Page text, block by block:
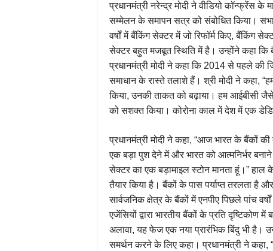
प्रधानमंत्री नरेन्द्र मोदी ने वीडियो कॉन्फ्रेंस
सम्मेलन के समापन सत्र को संबोधित किया।
वर्षों में बैंकिंग सेक्टर में जो रिफॉर्म किए, बैंकिंग
सेक्टर बहुत मजबूत स्थिति में है। उन्होंने कहा कि
प्रधानमंत्री मोदी ने कहा कि 2014 से पहले की
समाधान के रास्ते तलाशे हैं। श्री मोदी ने कहा,
किया, उनकी ताकत को बढ़ाया। हम आईबीसी
को सशक्त किया। कोरोना काल में देश में एक
प्रधानमंत्री मोदी ने कहा, “आज भारत के बैंकों
एक बड़ा पुश देने में और भारत को आत्मनिर्भर
सेक्टर का एक बड़ामाइल स्टोन मानता हूं।” हाल
तैयार किया है। बैंकों के पास पर्याप्त तरलता है
सार्वजनिक क्षेत्र के बैंकों में एनपीए पिछले पांच
एजेंसियों द्वारा भारतीय बैंकों के प्रति
अलावा, यह फेज एक नया प्रारंभिक बिंदु भी है।
समर्थन करने के लिए कहा। प्रधानमंत्री ने